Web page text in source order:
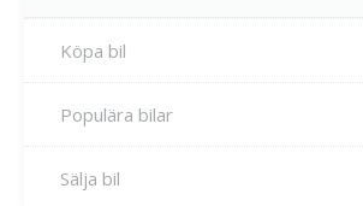
Köpa bil
Populära bilar
Sälja bil